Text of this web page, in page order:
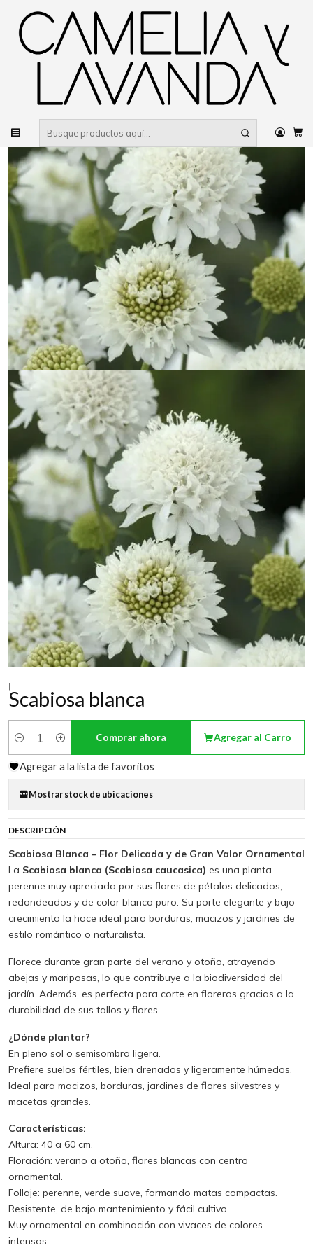
Inicio Planta Plantas Cubresuelos Scabiosa blanca
|
Scabiosa blanca
Cantidad
Agregar al Carro
Comprar ahora
Agregar a la lista de favoritos
Mostrar stock de ubicaciones
DESCRIPCIÓN
Scabiosa Blanca – Flor Delicada y de Gran Valor Ornamental
La Scabiosa blanca (Scabiosa caucasica) es una planta
perenne muy apreciada por sus flores de pétalos delicados,
redondeados y de color blanco puro. Su porte elegante y bajo
crecimiento la hace ideal para borduras, macizos y jardines de
estilo romántico o naturalista.
Florece durante gran parte del verano y otoño, atrayendo
abejas y mariposas, lo que contribuye a la biodiversidad del
jardín. Además, es perfecta para corte en floreros gracias a la
durabilidad de sus tallos y flores.
¿Dónde plantar?
En pleno sol o semisombra ligera.
Prefiere suelos fértiles, bien drenados y ligeramente húmedos.
Ideal para macizos, borduras, jardines de flores silvestres y
macetas grandes.
Características:
Altura: 40 a 60 cm.
Floración: verano a otoño, flores blancas con centro
ornamental.
Follaje: perenne, verde suave, formando matas compactas.
Resistente, de bajo mantenimiento y fácil cultivo.
Muy ornamental en combinación con vivaces de colores
intensos.